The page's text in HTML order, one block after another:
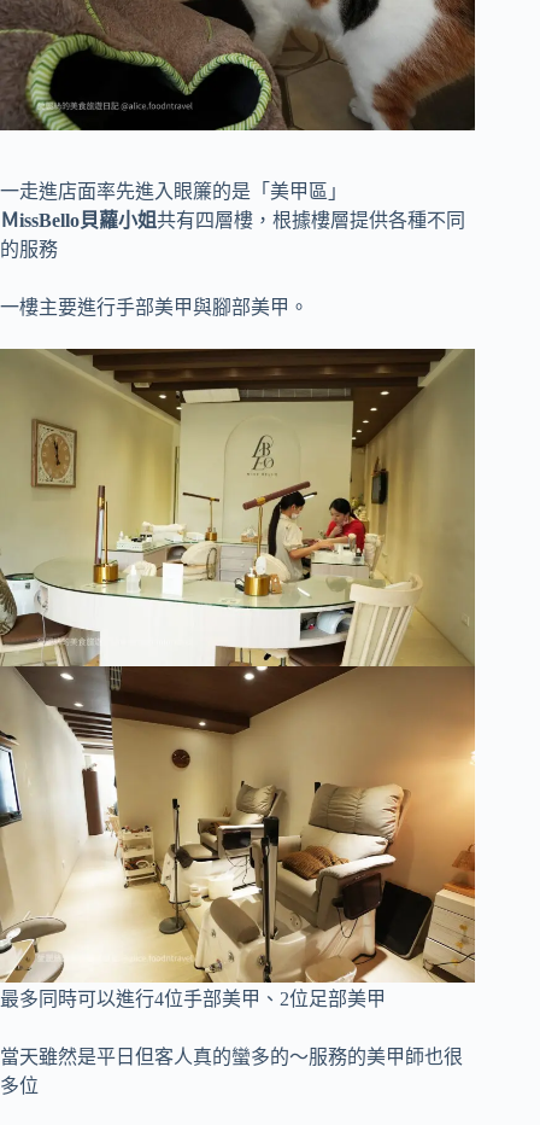
一走進店面率先進入眼簾的是「美甲區」
ＭissBello貝蘿小姐共有四層樓，根據樓層提供各種不同
的服務
一樓主要進行手部美甲與腳部美甲。
最多同時可以進行4位手部美甲、2位足部美甲
當天雖然是平日但客人真的蠻多的～服務的美甲師也很
多位